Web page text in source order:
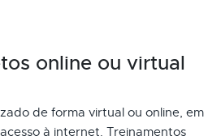
online ou virtual
de forma virtual ou online, em
à internet. Treinamentos